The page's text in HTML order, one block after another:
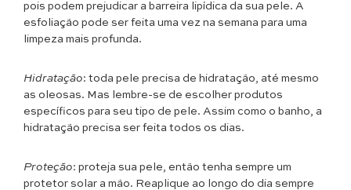
pois podem prejudicar a barreira lipídica da sua pele. A
esfoliação pode ser feita uma vez na semana para uma
limpeza mais profunda.
Hidratação: toda pele precisa de hidratação, até mesmo
as oleosas. Mas lembre-se de escolher produtos
específicos para seu tipo de pele. Assim como o banho, a
hidratação precisa ser feita todos os dias.
Proteção: proteja sua pele, então tenha sempre um
protetor solar a mão. Reaplique ao longo do dia sempre